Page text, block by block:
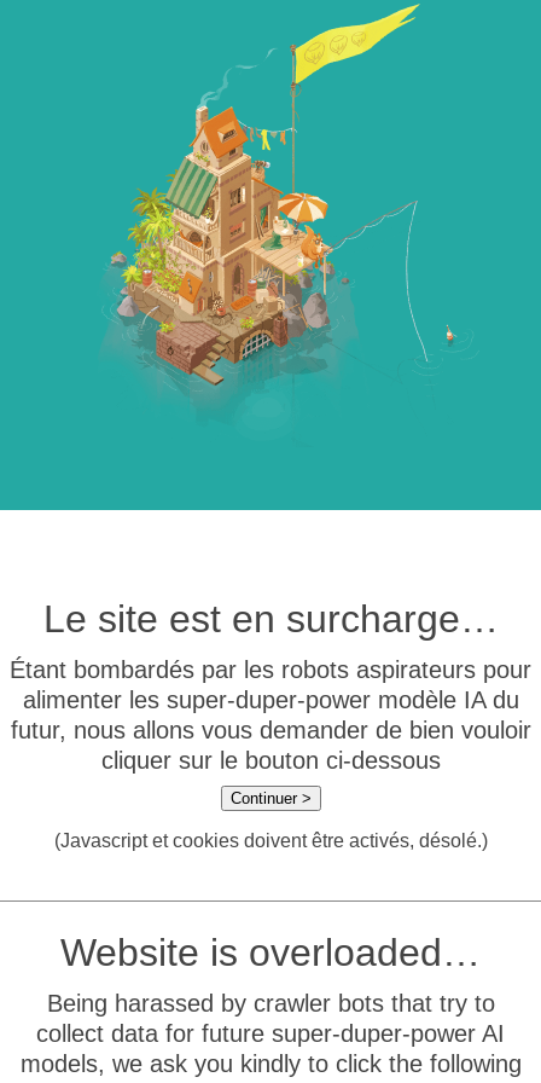
Le site est en surcharge…
Étant bombardés par les robots aspirateurs pour
alimenter les super-duper-power modèle IA du
futur, nous allons vous demander de bien vouloir
cliquer sur le bouton ci-dessous
Continuer >
(Javascript et cookies doivent être activés, désolé.)
Website is overloaded…
Being harassed by crawler bots that try to
collect data for future super-duper-power AI
models, we ask you kindly to click the following